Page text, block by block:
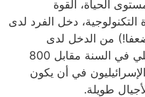
الحياة، القوة
التكنولوجية، دخل الفرد لدى
أعلى بـ 25 ضعفا (25 ضعفا!) من الدخل لدى
الفلسطينيين. 20 ألف دولار للإسرائيلي في السنة مقابل 800
في أن يكون
طويلة.